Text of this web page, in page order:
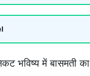
भविष्य में बासमती